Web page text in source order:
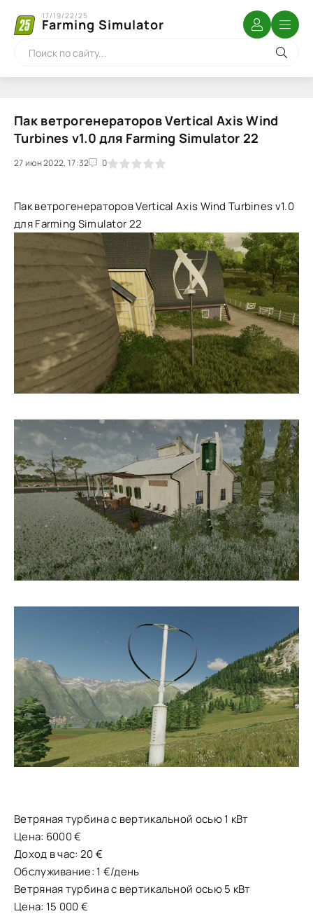
Farming Simulator
17/19/22/25
Пак ветрогенераторов Vertical Axis Wind
Turbines v1.0 для Farming Simulator 22
27 июн 2022, 17:32 0
1 2 3 4 5
Пак ветрогенераторов Vertical Axis Wind Turbines v1.0
для Farming Simulator 22
Ветряная турбина с вертикальной осью 1 кВт
Цена: 6000 €
Доход в час: 20 €
Обслуживание: 1 €/день
Ветряная турбина с вертикальной осью 5 кВт
Цена: 15 000 €